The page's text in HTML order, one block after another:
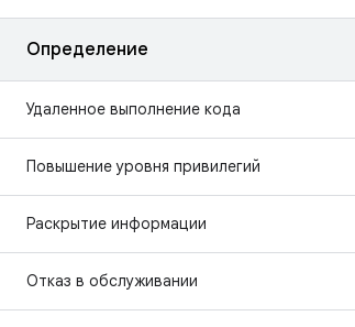
Определение
Удаленное выполнение кода
Повышение уровня привилегий
Раскрытие информации
Отказ в обслуживании